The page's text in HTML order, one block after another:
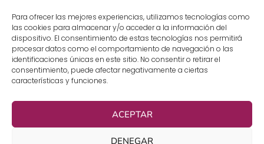
Para ofrecer las mejores experiencias, utilizamos tecnologías como
las cookies para almacenar y/o acceder a la información del
dispositivo. El consentimiento de estas tecnologías nos permitirá
procesar datos como el comportamiento de navegación o las
identificaciones únicas en este sitio. No consentir o retirar el
consentimiento, puede afectar negativamente a ciertas
características y funciones.
ACEPTAR
DENEGAR
CUIDADOS ESPECIALIZADOS
Cuidadoras de personas con Alzheimer
Cuidadoras de personas con Parkinson
Cuidadoras de personas con ELA
Cuidados especializados para personas que
Cuidados especializados para personas con